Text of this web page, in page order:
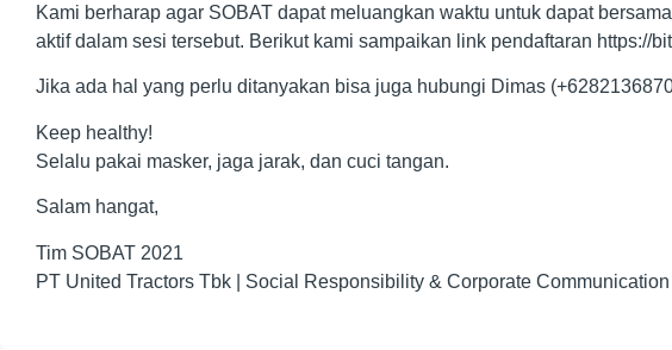
Kami berharap agar SOBAT dapat meluangkan waktu untuk dapat
aktif dalam sesi tersebut. Berikut kami sampaikan link pendaftaran https://
Jika ada hal yang perlu ditanyakan bisa juga hubungi Dimas
Keep healthy!
Selalu pakai masker, jaga jarak, dan cuci tangan.
Salam hangat,
Tim SOBAT 2021
PT United Tractors Tbk | Social Responsibility & Corporate